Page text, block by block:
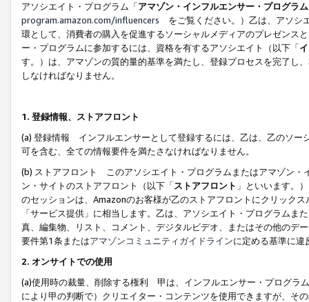
アソシエイト・プログラム「アマゾン・インフルエンサー・プログラム
program.amazon.com/influencers をご覧ください。）乙は、アソシ
環として、消費者の購入を促進するソーシャルメディアのプレゼンス
ー・プログラムに参加するには、資格を有するアソシエイト（以下「
す。）は、アマゾンの質的量的基準を満たし、登録プロセスを完了し、
しなければなりません。
1. 登録情報、ストアフロント
(a) 登録情報 インフルエンサーとして登録するには、乙は、乙のソー
可を含む、全ての情報要件を満たさなければなりません。
(b) ストアフロント このアソシエイト・プログラムまたはアマゾン・
ン・サイトのストアフロント（以下「ストアフロント 」といいます。
のセッションは、Amazonのお客様が乙のストアフロントにクリック
「サービス提供」に相当します。乙は、アソシエイト・プログラム
真、編集物、リスト、コメント、デジタルビデオ、またはその他のデ
要件第1条またはアマゾンコミュニティガイドラインに定める基準に違
2. オンサイトでの使用
(a)使用時の裁量、削除する権利 甲は、インフルエンサー・プログラ
により甲の判断で）クリエイター・コンテンツを使用できますが、そ